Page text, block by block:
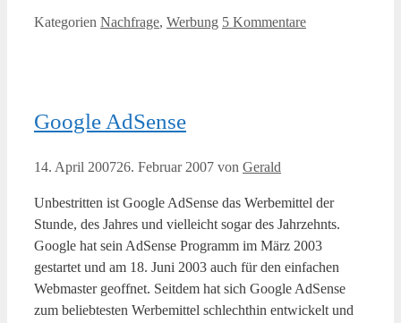
Kategorien Nachfrage, Werbung 5 Kommentare
Google AdSense
14. April 200726. Februar 2007 von Gerald
Unbestritten ist Google AdSense das Werbemittel der
Stunde, des Jahres und vielleicht sogar des Jahrzehnts.
Google hat sein AdSense Programm im März 2003
gestartet und am 18. Juni 2003 auch für den einfachen
Webmaster geoffnet. Seitdem hat sich Google AdSense
zum beliebtesten Werbemittel schlechthin entwickelt und